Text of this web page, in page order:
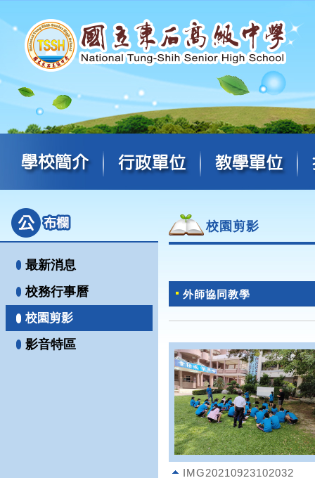
最新消息
校務行事曆
校園剪影
影音特區
校園剪影
外師協同教學
IMG20210923102032